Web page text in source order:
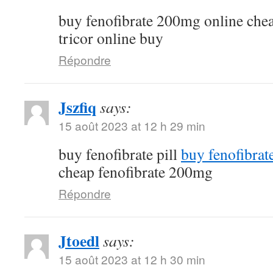
buy fenofibrate 200mg online
tricor online buy
Répondre
Jszfiq says:
15 août 2023 at 12 h 29 min
buy fenofibrate pillbuy
cheap fenofibrate 200mg
Répondre
Jtoedlsays:
15 août 2023 at 12 h 30 min